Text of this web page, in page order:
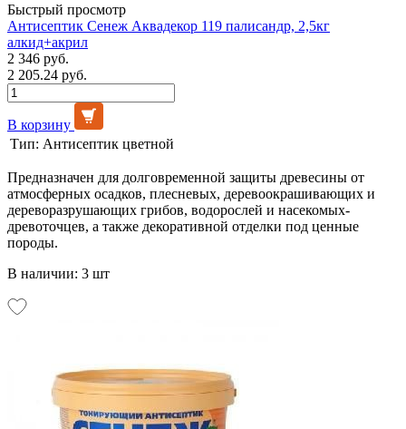
Быстрый просмотр
Антисептик Сенеж Аквадекор 119 палисандр, 2,5кг
алкид+акрил
2 346 руб.
2 205.24 руб.
В корзину
Тип: Антисептик цветной
Предназначен для долговременной защиты древесины от
атмосферных осадков, плесневых, деревоокрашивающих и
дереворазрушающих грибов, водорослей и насекомых-
древоточцев, а также декоративной отделки под ценные
породы.
В наличии: 3 шт